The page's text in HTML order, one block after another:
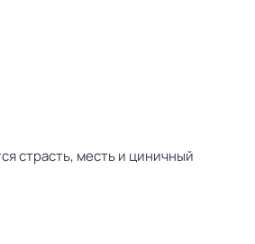
страсть, месть и циничный